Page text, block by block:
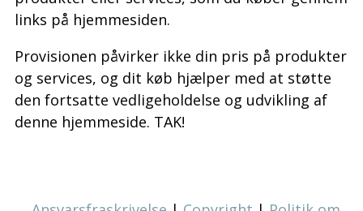
links på hjemmesiden.
Provisionen påvirker ikke din pris på produkter
og services, og dit køb hjælper med at støtte
den fortsatte vedligeholdelse og udvikling af
denne hjemmeside. TAK!